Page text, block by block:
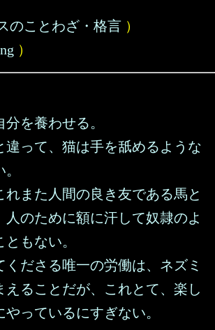
のことわざ・格言 ）
）
を養わせる。
違って、猫は手を舐めるような
れまた人間の良き友である馬と
人のために額に汗して奴隷のよ
もない。
くださる唯一の労働は、ネズミ
えることだが、これとて、楽し
っているにすぎない。